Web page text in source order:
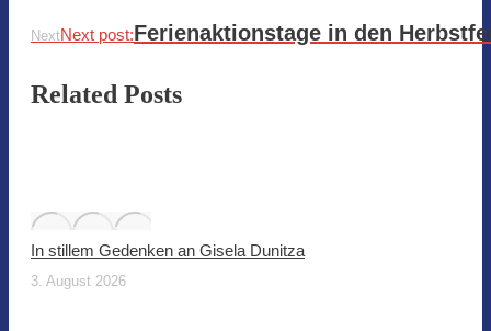
NextNext post:Ferienaktionstage in den
Related Posts
In stillem Gedenken an Gisela Dunitza
3. August 2026